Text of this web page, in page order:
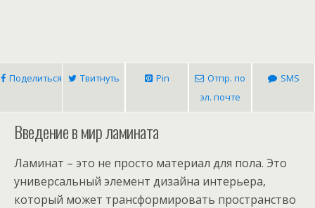
Поделиться Твитнуть Pin
Отпр. по
эл. почте
SMS
Введение в мир ламината
Ламинат – это не просто материал для пола. Это
универсальный элемент дизайна интерьера,
который может трансформировать пространство